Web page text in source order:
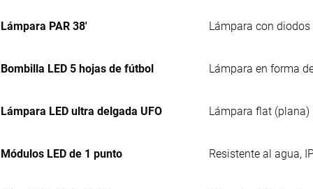
Lámpara PAR 38' Lámpara con
Bombilla LED 5 hojas de fútbol Lámpara en forma
Lámpara LED ultra delgada UFO Lámpara flat
Módulos LED de 1 punto Resistente al agua,